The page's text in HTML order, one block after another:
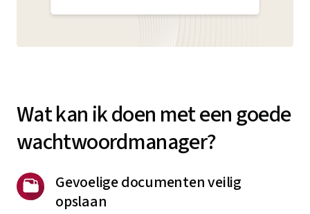
Wat kan ik doen met een goede
wachtwoordmanager?
Gevoelige documenten veilig
opslaan